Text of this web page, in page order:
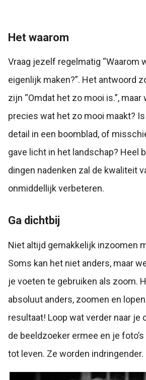
Het waarom
Vraag jezelf regelmatig “Waarom
eigenlijk maken?”. Het antwoord
zijn “Omdat het zo mooi is.”, maar
precies wat het zo mooi maakt?
detail in een boomblad, of
gave licht in het landschap? Heel
dingen nadenken zal de kwaliteit
onmiddellijk verbeteren.
Ga dichtbij
Niet altijd gemakkelijk inzoomen
Soms kan het niet anders, maar
je voeten te gebruiken als zoom.
absoluut anders, zoomen en
resultaat! Loop wat verder naar je
de beeldzoeker ermee en je
tot leven. Ze worden indringender.